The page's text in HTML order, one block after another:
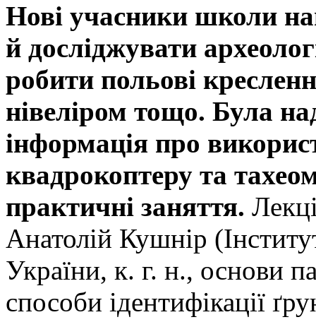
Нові учасники школи
й досліджувати
робити польові
нівеліром тощо. Була
інформація про
квадрокоптеру та
практичні заняття.
Анатолій Кушнір
України, к. г. н., основи
способи ідентифікації